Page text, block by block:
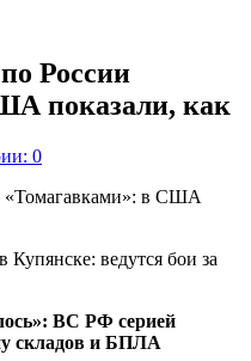
России
показали, как
0
ведутся бои за
ВС РФ серией
складов и БПЛА